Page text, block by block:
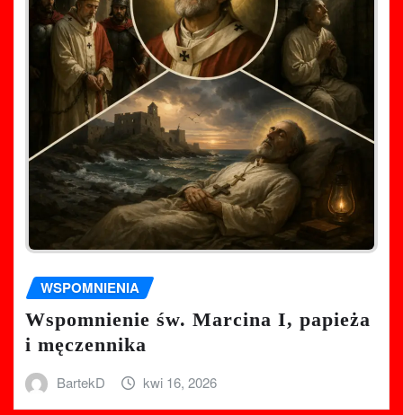
WSPOMNIENIA
Wspomnienie św. Marcina I, papieża
i męczennika
BartekD kwi 16, 2026